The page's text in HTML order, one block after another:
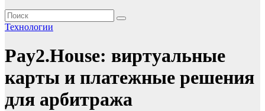
Технологии
Pay2.House: виртуальные
карты и платежные решения
для арбитража